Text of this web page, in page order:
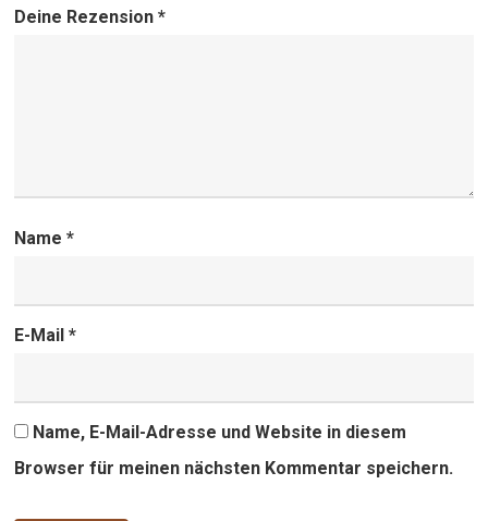
Deine Rezension*
Name*
E-Mail*
Name, E-Mail-Adresse und Website in diesem
Browser für meinen nächsten Kommentar speichern.